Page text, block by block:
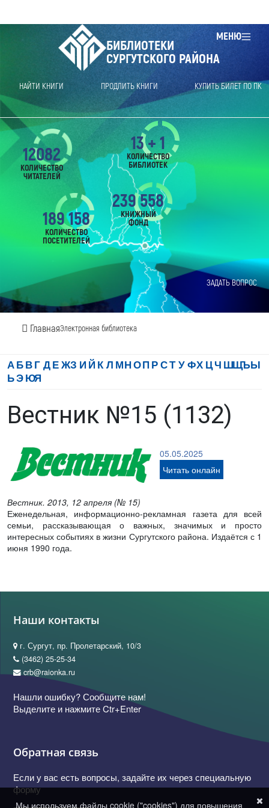
МЕНЮ
БИБЛИОТЕКИ
СУРГУТСКОГО РАЙОНА
НАЙТИ КНИГИ ПРОДЛИТЬ КНИГИ КУПИТЬ БИЛЕТ ПО ПК
ЗАДАТЬ ВОПРОС
ГлавнаяЭлектронная библиотека
12082
КОЛИЧЕСТВО
ЧИТАТЕЛЕЙ
189 158
КОЛИЧЕСТВО
ПОСЕТИТЕЛЕЙ
239 558
КНИЖНЫЙ
ФОНД
13 + 1
КОЛИЧЕСТВО
БИБЛИОТЕК
АБВГ ДЕЖЗ И Й К Л МНОП РСТ УФХ ЦЧ ШЩЪЫ
ЬЭЮЯ
Вестник №15 (1132)
05.05.2025
Читать онлайн
Вестник. 2013, 12 апреля (№ 15)
Еженедельная, информационно-рекламная газета для всей
семьи, рассказывающая о важных, значимых и просто
интересных событиях в жизни Сургутского района. Издаётся с 1
июня 1990 года.
Наши контакты
г. Сургут, пр. Пролетарский, 10/3
(3462) 25-25-34
crb@raionka.ru
Нашли ошибку? Сообщите нам!
Выделите и нажмите Ctr+Enter
Обратная связь
Если у вас есть вопросы, задайте их через специальную
форму
Мы используем файлы cookie ("cookies") для повышения